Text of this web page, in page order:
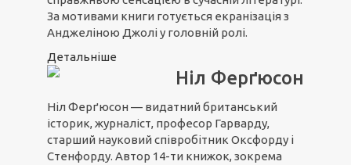
За мотивами книги готується екранізація з
Анджеліною Джолі у головній ролі.
Детальніше
Ніл Ферґюсон
Ніл Ферґюсон — видатний британський
історик, журналіст, професор Гарварду,
старший науковий співробітник Оксфорду і
Стенфорду. Автор 14-ти книжок, зокрема